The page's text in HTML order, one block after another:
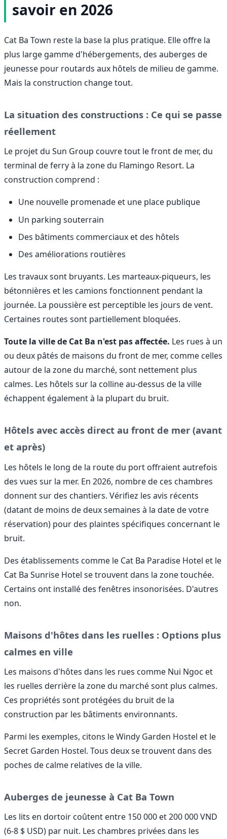
savoir en 2026
Cat Ba Town reste la base la plus pratique. Elle offre la
plus large gamme d'hébergements, des auberges de
jeunesse pour routards aux hôtels de milieu de gamme.
Mais la construction change tout.
La situation des constructions : Ce qui se passe
réellement
Le projet du Sun Group couvre tout le front de mer, du
terminal de ferry à la zone du Flamingo Resort. La
construction comprend :
Une nouvelle promenade et une place publique
Un parking souterrain
Des bâtiments commerciaux et des hôtels
Des améliorations routières
Les travaux sont bruyants. Les marteaux-piqueurs, les
bétonnières et les camions fonctionnent pendant la
journée. La poussière est perceptible les jours de vent.
Certaines routes sont partiellement bloquées.
Toute la ville de Cat Ba n'est pas affectée. Les rues à un
ou deux pâtés de maisons du front de mer, comme celles
autour de la zone du marché, sont nettement plus
calmes. Les hôtels sur la colline au-dessus de la ville
échappent également à la plupart du bruit.
Hôtels avec accès direct au front de mer (avant
et après)
Les hôtels le long de la route du port offraient autrefois
des vues sur la mer. En 2026, nombre de ces chambres
donnent sur des chantiers. Vérifiez les avis récents
(datant de moins de deux semaines à la date de votre
réservation) pour des plaintes spécifiques concernant le
bruit.
Des établissements comme le Cat Ba Paradise Hotel et le
Cat Ba Sunrise Hotel se trouvent dans la zone touchée.
Certains ont installé des fenêtres insonorisées. D'autres
non.
Maisons d'hôtes dans les ruelles : Options plus
calmes en ville
Les maisons d'hôtes dans les rues comme Nui Ngoc et
les ruelles derrière la zone du marché sont plus calmes.
Ces propriétés sont protégées du bruit de la
construction par les bâtiments environnants.
Parmi les exemples, citons le Windy Garden Hostel et le
Secret Garden Hostel. Tous deux se trouvent dans des
poches de calme relatives de la ville.
Auberges de jeunesse à Cat Ba Town
Les lits en dortoir coûtent entre 150 000 et 200 000 VND
(6-8 $ USD) par nuit. Les chambres privées dans les